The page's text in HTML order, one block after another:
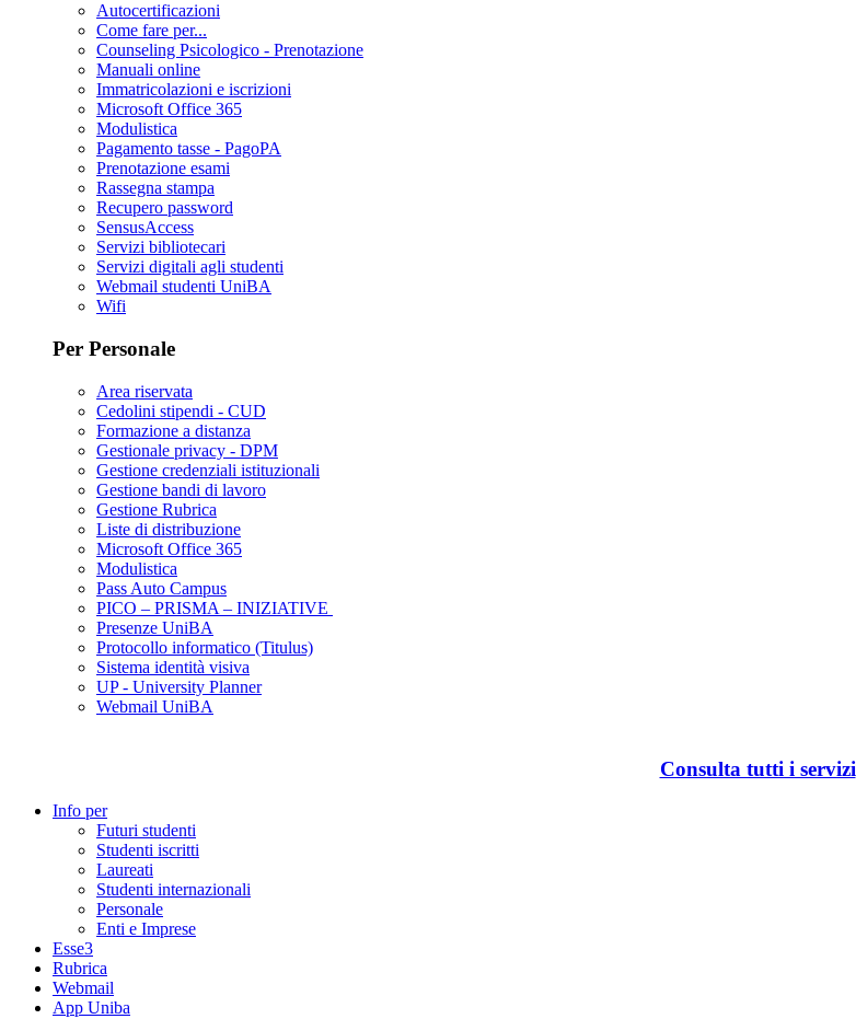
Autocertificazioni
Come fare per...
Counseling Psicologico - Prenotazione
Manuali online
Immatricolazioni e iscrizioni
Microsoft Office 365
Modulistica
Pagamento tasse - PagoPA
Prenotazione esami
Rassegna stampa
Recupero password
SensusAccess
Servizi bibliotecari
Servizi digitali agli studenti
Webmail studenti UniBA
Wifi
Per Personale
Area riservata
Cedolini stipendi - CUD
Formazione a distanza
Gestionale privacy - DPM
Gestione credenziali istituzionali
Gestione bandi di lavoro
Gestione Rubrica
Liste di distribuzione
Microsoft Office 365
Modulistica
Pass Auto Campus
PICO – PRISMA – INIZIATIVE
Presenze UniBA
Protocollo informatico (Titulus)
Sistema identità visiva
UP - University Planner
Webmail UniBA
Consulta tutti i servizi
Info per
Futuri studenti
Studenti iscritti
Laureati
Studenti internazionali
Personale
Enti e Imprese
Esse3
Rubrica
Webmail
App Uniba